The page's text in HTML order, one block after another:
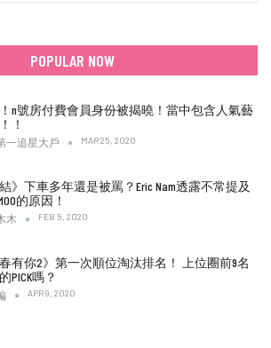
POPULAR NOW
n號房付費會員身份被揭曉！當中包含人氣藝
！
一追星大戶 MAR 25, 2020
結》下車多年還是被罵？Eric Nam透露不常提及
的原因！
木 FEB 5, 2020
春有你2》第一次順位淘汰排名！ 上位圈前9名
PICK嗎？
APR 9, 2020